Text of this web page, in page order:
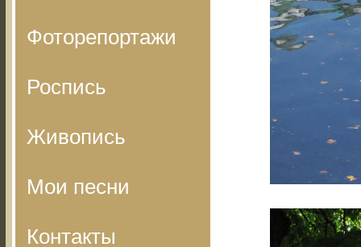
Фоторепортажи
Роспись
Живопись
Мои песни
Контакты